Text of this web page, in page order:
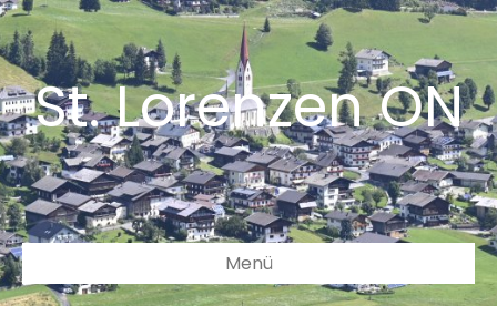
St. Lorenzen ON
Menü